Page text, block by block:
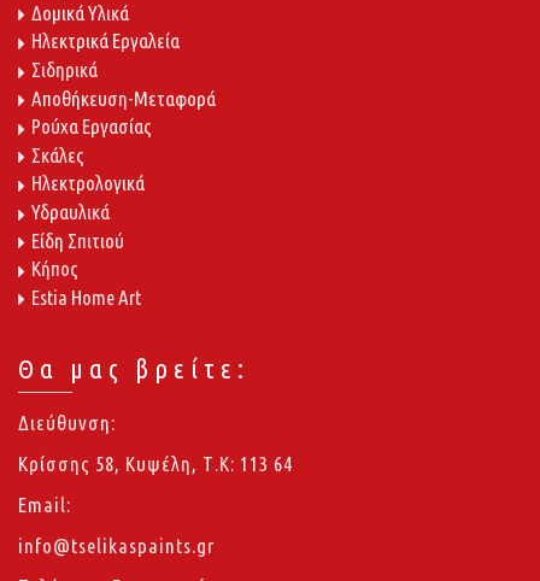
Δομικά Υλικά
Ηλεκτρικά Εργαλεία
Σιδηρικά
Αποθήκευση-Μεταφορά
Ρούχα Εργασίας
Σκάλες
Ηλεκτρολογικά
Υδραυλικά
Είδη Σπιτιού
Κήπος
Estia Home Art
Θα μας βρείτε:
Διεύθυνση:
Κρίσσης 58, Κυψέλη, Τ.Κ: 113 64
Email:
info@tselikaspaints.gr